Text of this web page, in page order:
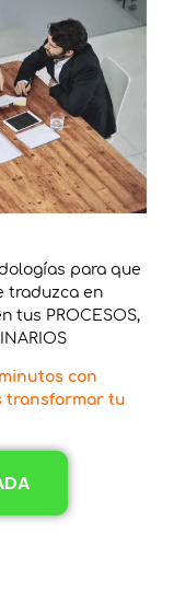
para que
traduzca en
tus PROCESOS,
con
transformar tu